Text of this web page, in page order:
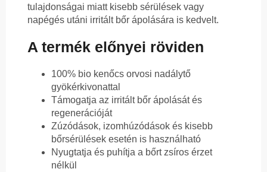
tulajdonságai miatt kisebb sérülések vagy
napégés utáni irritált bőr ápolására is kedvelt.
A termék előnyei röviden
100% bio kenőcs orvosi nadálytő
gyökérkivonattal
Támogatja az irritált bőr ápolását és
regenerációját
Zúzódások, izomhúzódások és kisebb
bőrsérülések esetén is használható
Nyugtatja és puhítja a bőrt zsíros érzet
nélkül